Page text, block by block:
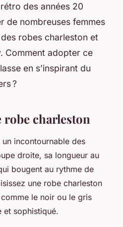
des années 20
de nombreuses femmes
robes charleston et
Comment adopter ce
en s’inspirant du
?
robe charleston
incontournable des
droite, sa longueur au
bougent au rythme de
une robe charleston
le noir ou le gris
et sophistiqué.